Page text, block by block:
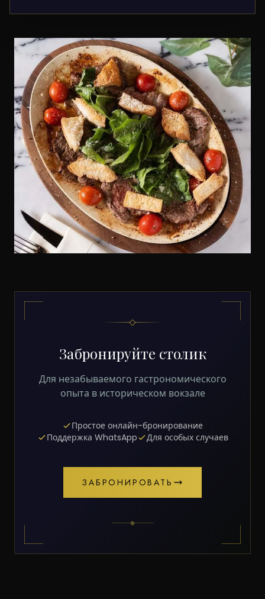
Забронируйте столик
Для незабываемого гастрономического
опыта в историческом вокзале
Простое онлайн-бронирование
Поддержка WhatsApp
Для особых случаев
ЗАБРОНИРОВАТЬ